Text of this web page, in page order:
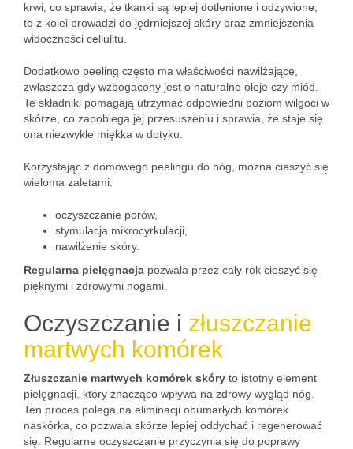
krwi, co sprawia, że tkanki są lepiej dotlenione i odżywione,
to z kolei prowadzi do jędrniejszej skóry oraz zmniejszenia
widoczności cellulitu.
Dodatkowo peeling często ma właściwości nawilżające,
zwłaszcza gdy wzbogacony jest o naturalne oleje czy miód.
Te składniki pomagają utrzymać odpowiedni poziom wilgoci w
skórze, co zapobiega jej przesuszeniu i sprawia, że staje się
ona niezwykle miękka w dotyku.
Korzystając z domowego peelingu do nóg, można cieszyć się
wieloma zaletami:
oczyszczanie porów,
stymulacja mikrocyrkulacji,
nawilżenie skóry.
Regularna pielęgnacja pozwala przez cały rok cieszyć się
pięknymi i zdrowymi nogami.
Oczyszczanie i złuszczanie
martwych komórek
Złuszczanie martwych komórek skóry to istotny element
pielęgnacji, który znacząco wpływa na zdrowy wygląd nóg.
Ten proces polega na eliminacji obumarłych komórek
naskórka, co pozwala skórze lepiej oddychać i regenerować
się. Regularne oczyszczanie przyczynia się do poprawy